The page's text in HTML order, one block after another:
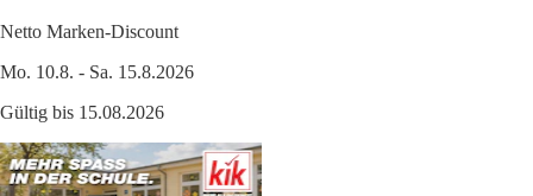
Netto Marken-Discount
Mo. 10.8. - Sa. 15.8.2026
Gültig bis 15.08.2026